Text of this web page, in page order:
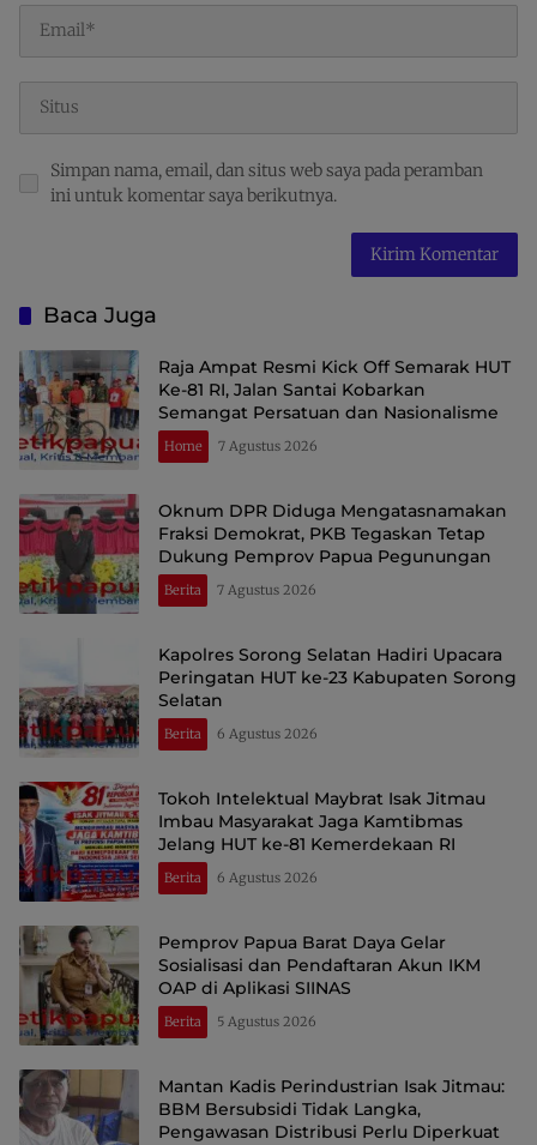
Simpan nama, email, dan situs web saya pada peramban
ini untuk komentar saya berikutnya.
Baca Juga
Raja Ampat Resmi Kick Off Semarak HUT
Ke-81 RI, Jalan Santai Kobarkan
Semangat Persatuan dan Nasionalisme
Home 7 Agustus 2026
Oknum DPR Diduga Mengatasnamakan
Fraksi Demokrat, PKB Tegaskan Tetap
Dukung Pemprov Papua Pegunungan
Berita 7 Agustus 2026
Kapolres Sorong Selatan Hadiri Upacara
Peringatan HUT ke-23 Kabupaten Sorong
Selatan
Berita 6 Agustus 2026
Tokoh Intelektual Maybrat Isak Jitmau
Imbau Masyarakat Jaga Kamtibmas
Jelang HUT ke-81 Kemerdekaan RI
Berita 6 Agustus 2026
Pemprov Papua Barat Daya Gelar
Sosialisasi dan Pendaftaran Akun IKM
OAP di Aplikasi SIINAS
Berita 5 Agustus 2026
Mantan Kadis Perindustrian Isak Jitmau:
BBM Bersubsidi Tidak Langka,
Pengawasan Distribusi Perlu Diperkuat